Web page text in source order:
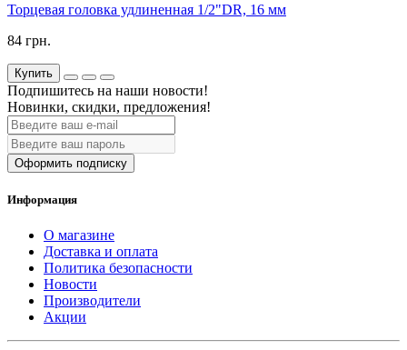
Торцевая головка удлиненная 1/2"DR, 16 мм
84 грн.
Купить
Подпишитесь на наши новости!
Новинки, скидки, предложения!
Оформить подписку
Информация
О магазине
Доставка и оплата
Политика безопасности
Новости
Производители
Акции